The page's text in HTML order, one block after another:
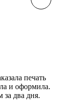
печать
и оформила.
за два дня.